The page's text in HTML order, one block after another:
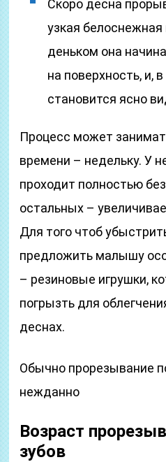
Скоро десна
узкая
деньком она
на поверхность, и,
становится ясно
Процесс может
времени – недельку. У
проходит полностью
остальных –
Для того чтоб
предложить малышу
– резиновые игрушки,
погрызть для
деснах.
Обычно прорезывание
нежданно
Возраст
зубов